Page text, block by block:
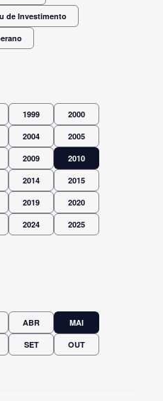
de Investimento
1999 2000
2004 2005
2009 2010
2014 2015
2019 2020
2024 2025
ABR MAI
SET OUT